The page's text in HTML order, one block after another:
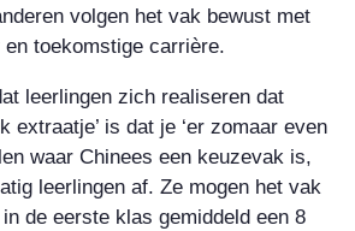
volgen het vak bewust met
toekomstige carrière.
leerlingen zich realiseren dat
extraatje’ is dat je ‘er zomaar even
waar Chinees een keuzevak is,
leerlingen af. Ze mogen het vak
de eerste klas gemiddeld een 8